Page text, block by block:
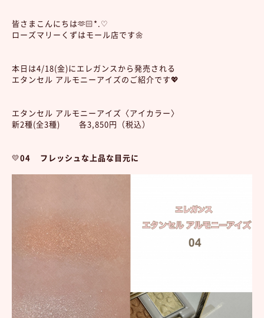
皆さまこんにちは🫶🏻*.♡
ローズマリーくずはモール店です🌼
本日は4/18(金)にエレガンスから発売される
エタンセル アルモニーアイズのご紹介です💖
エタンセル アルモニーアイズ〈アイカラー〉
新2種(全3種) 各3,850円（税込）
💛04 フレッシュな上品な目元に